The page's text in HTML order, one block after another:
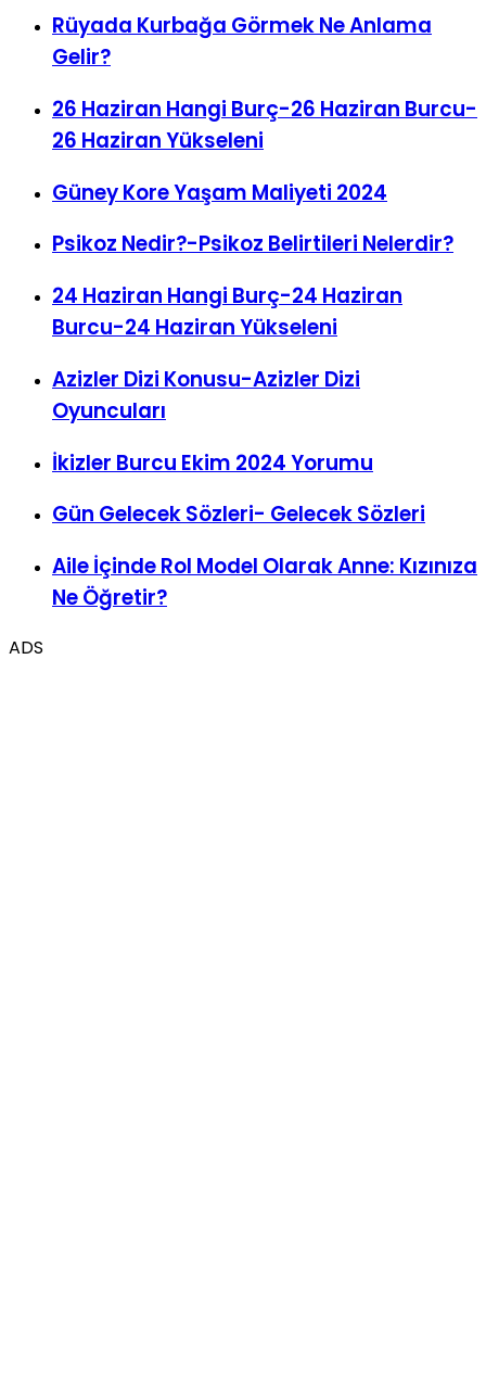
Kan Grupları Nasıl Oluşur
Rüyada Kurbağa Görmek Ne Anlama
Gelir?
26 Haziran Hangi Burç-26 Haziran Burcu-
26 Haziran Yükseleni
Güney Kore Yaşam Maliyeti 2024
Psikoz Nedir?-Psikoz Belirtileri Nelerdir?
24 Haziran Hangi Burç-24 Haziran
Burcu-24 Haziran Yükseleni
Azizler Dizi Konusu-Azizler Dizi
Oyuncuları
İkizler Burcu Ekim 2024 Yorumu
Gün Gelecek Sözleri- Gelecek Sözleri
Aile İçinde Rol Model Olarak Anne: Kızınıza